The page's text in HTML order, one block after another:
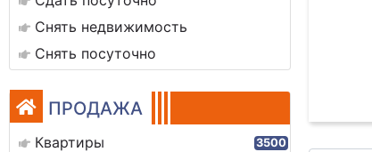
Снять недвижимость
Снять посуточно
ПРОДАЖА
Квартиры 3500